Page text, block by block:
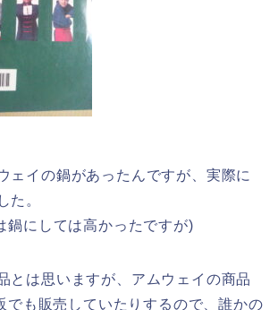
ェイの鍋があったんですが、実際に
た。
鍋にしては高かったですが)
とは思いますが、アムウェイの商品
でも販売していたりするので、誰かの